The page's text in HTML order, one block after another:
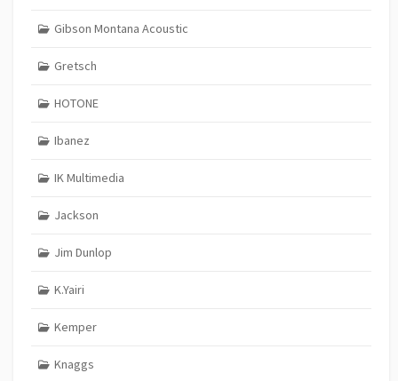
Gibson Montana Acoustic
Gretsch
HOTONE
Ibanez
IK Multimedia
Jackson
Jim Dunlop
K.Yairi
Kemper
Knaggs